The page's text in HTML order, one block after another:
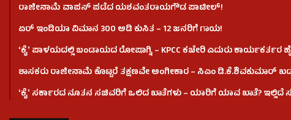
ರಾಜೀನಾಮೆ ವಾಪಸ್ ಪಡೆದ ಯಶವಂತರಾಯಗೌಡ ಪಾಟೀಲ್‌!
ಏರ್ ಇಂಡಿಯಾ ವಿಮಾನ 300 ಅಡಿ ಕುಸಿತ – 12 ಜನರಿಗೆ ಗಾಯ!
ʻಕೈʼ​ ಪಾಳಯದಲ್ಲಿ ಬಂಡಾಯದ ರೋಷಾಗ್ನಿ – KPCC ಕಚೇರಿ ಎದುರು ಕಾರ್ಯಕರ್ತರ
ಶಾಸಕರು ರಾಜೀನಾಮೆ ಕೊಟ್ಟರೆ ತಕ್ಷಣವೇ ಅಂಗೀಕಾರ – ಸಿಎಂ ಡಿ.ಕೆ.ಶಿವಕುಮಾರ್
ʻಕೈʼ ಸರ್ಕಾರದ ನೂತನ ಸಚಿವರಿಗೆ ಒಲಿದ ಖಾತೆಗಳು – ಯಾರಿಗೆ ಯಾವ ಖಾತೆ? ಇಲ್ಲಿದೆ